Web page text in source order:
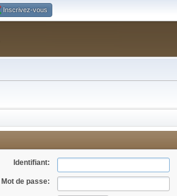
Inscrivez-vous
Identifiant:
Mot de passe: